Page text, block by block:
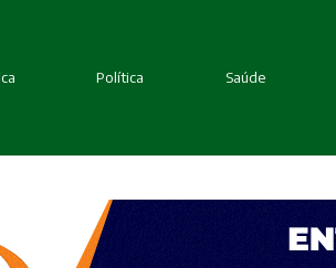
Política Saúde